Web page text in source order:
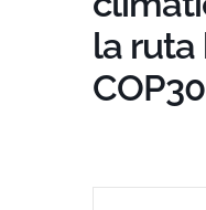
la ruta